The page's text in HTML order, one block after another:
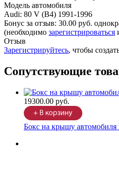
Модель автомобиля
Audi: 80 V (B4) 1991-1996
Бонус за отзыв: 30.00 руб.
(необходимо зарегистрироваться
Отзыв
Зарегистрируйтесь, чтобы
Сопутствующие
19300.00 руб.
Бокс на крышу